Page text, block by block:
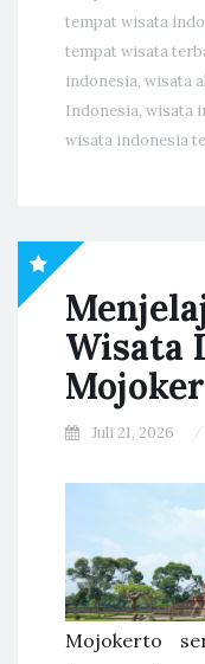
tempat wisata
tempat wisata
indonesia, wisata
Indonesia, wisata
wisata indonesia
Wisata
Juli 21, 2026
Mojokerto